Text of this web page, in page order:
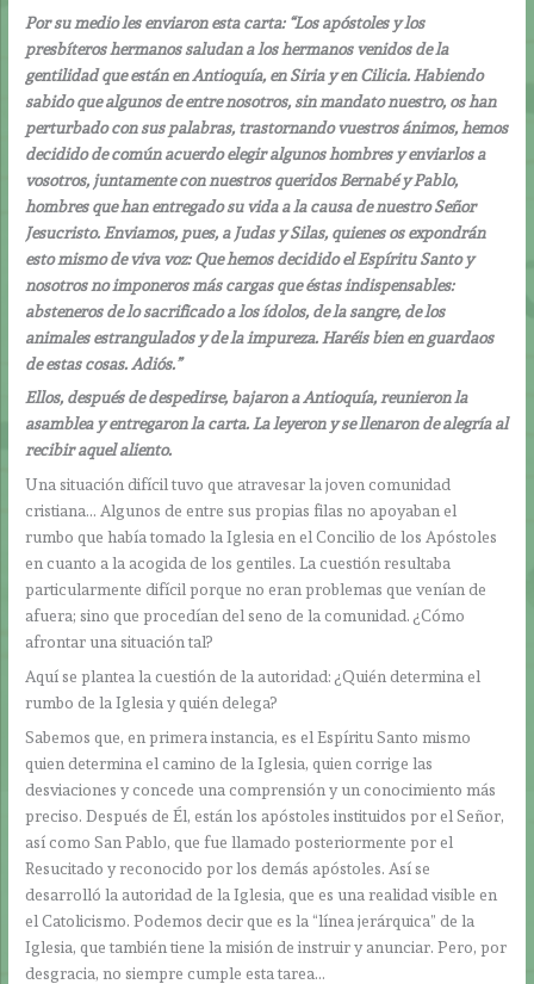
Por su medio les enviaron esta carta: “Los apóstoles y los
presbíteros hermanos saludan a los hermanos venidos de la
gentilidad que están en Antioquía, en Siria y en Cilicia. Habiendo
sabido que algunos de entre nosotros, sin mandato nuestro, os han
perturbado con sus palabras, trastornando vuestros ánimos, hemos
decidido de común acuerdo elegir algunos hombres y enviarlos a
vosotros, juntamente con nuestros queridos Bernabé y Pablo,
hombres que han entregado su vida a la causa de nuestro Señor
Jesucristo. Enviamos, pues, a Judas y Silas, quienes os expondrán
esto mismo de viva voz: Que hemos decidido el Espíritu Santo y
nosotros no imponeros más cargas que éstas indispensables:
absteneros de lo sacrificado a los ídolos, de la sangre, de los
animales estrangulados y de la impureza. Haréis bien en guardaos
de estas cosas. Adiós.”
Ellos, después de despedirse, bajaron a Antioquía, reunieron la
asamblea y entregaron la carta. La leyeron y se llenaron de alegría al
recibir aquel aliento.
Una situación difícil tuvo que atravesar la joven comunidad
cristiana… Algunos de entre sus propias filas no apoyaban el
rumbo que había tomado la Iglesia en el Concilio de los Apóstoles
en cuanto a la acogida de los gentiles. La cuestión resultaba
particularmente difícil porque no eran problemas que venían de
afuera; sino que procedían del seno de la comunidad. ¿Cómo
afrontar una situación tal?
Aquí se plantea la cuestión de la autoridad: ¿Quién determina el
rumbo de la Iglesia y quién delega?
Sabemos que, en primera instancia, es el Espíritu Santo mismo
quien determina el camino de la Iglesia, quien corrige las
desviaciones y concede una comprensión y un conocimiento más
preciso. Después de Él, están los apóstoles instituidos por el Señor,
así como San Pablo, que fue llamado posteriormente por el
Resucitado y reconocido por los demás apóstoles. Así se
desarrolló la autoridad de la Iglesia, que es una realidad visible en
el Catolicismo. Podemos decir que es la “línea jerárquica” de la
Iglesia, que también tiene la misión de instruir y anunciar. Pero, por
desgracia, no siempre cumple esta tarea…